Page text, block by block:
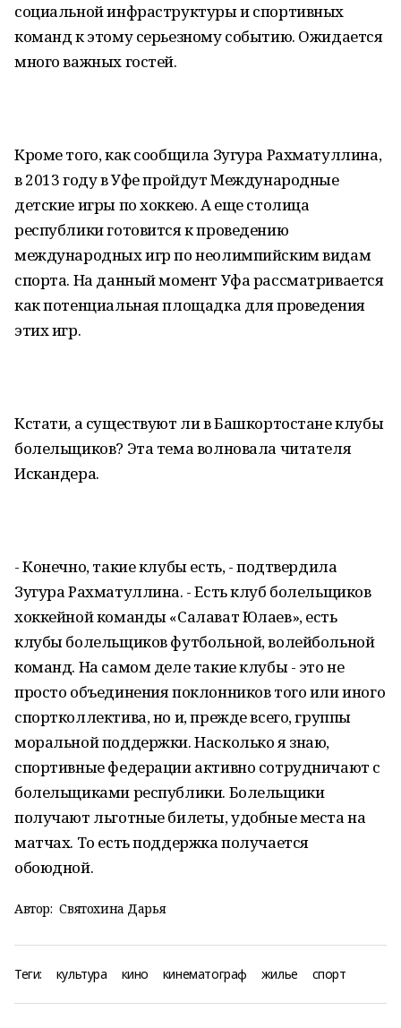
социальной инфраструктуры и спортивных
команд к этому серьезному событию. Ожидается
много важных гостей.
Кроме того, как сообщила Зугура Рахматуллина,
в 2013 году в Уфе пройдут Международные
детские игры по хоккею. А еще столица
республики готовится к проведению
международных игр по неолимпийским видам
спорта. На данный момент Уфа рассматривается
как потенциальная площадка для проведения
этих игр.
Кстати, а существуют ли в Башкортостане клубы
болельщиков? Эта тема волновала читателя
Искандера.
- Конечно, такие клубы есть, - подтвердила
Зугура Рахматуллина. - Есть клуб болельщиков
хоккейной команды «Салават Юлаев», есть
клубы болельщиков футбольной, волейбольной
команд. На самом деле такие клубы - это не
просто объединения поклонников того или иного
спортколлектива, но и, прежде всего, группы
моральной поддержки. Насколько я знаю,
спортивные федерации активно сотрудничают с
болельщиками республики. Болельщики
получают льготные билеты, удобные места на
матчах. То есть поддержка получается
обоюдной.
Автор: Святохина Дарья
Теги: культура кино кинематограф жилье спорт